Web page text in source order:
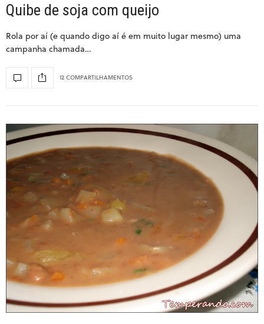
Quibe de soja com queijo
Rola por aí (e quando digo aí é em muito lugar mesmo) uma
campanha chamada…
12 COMPARTILHAMENTOS